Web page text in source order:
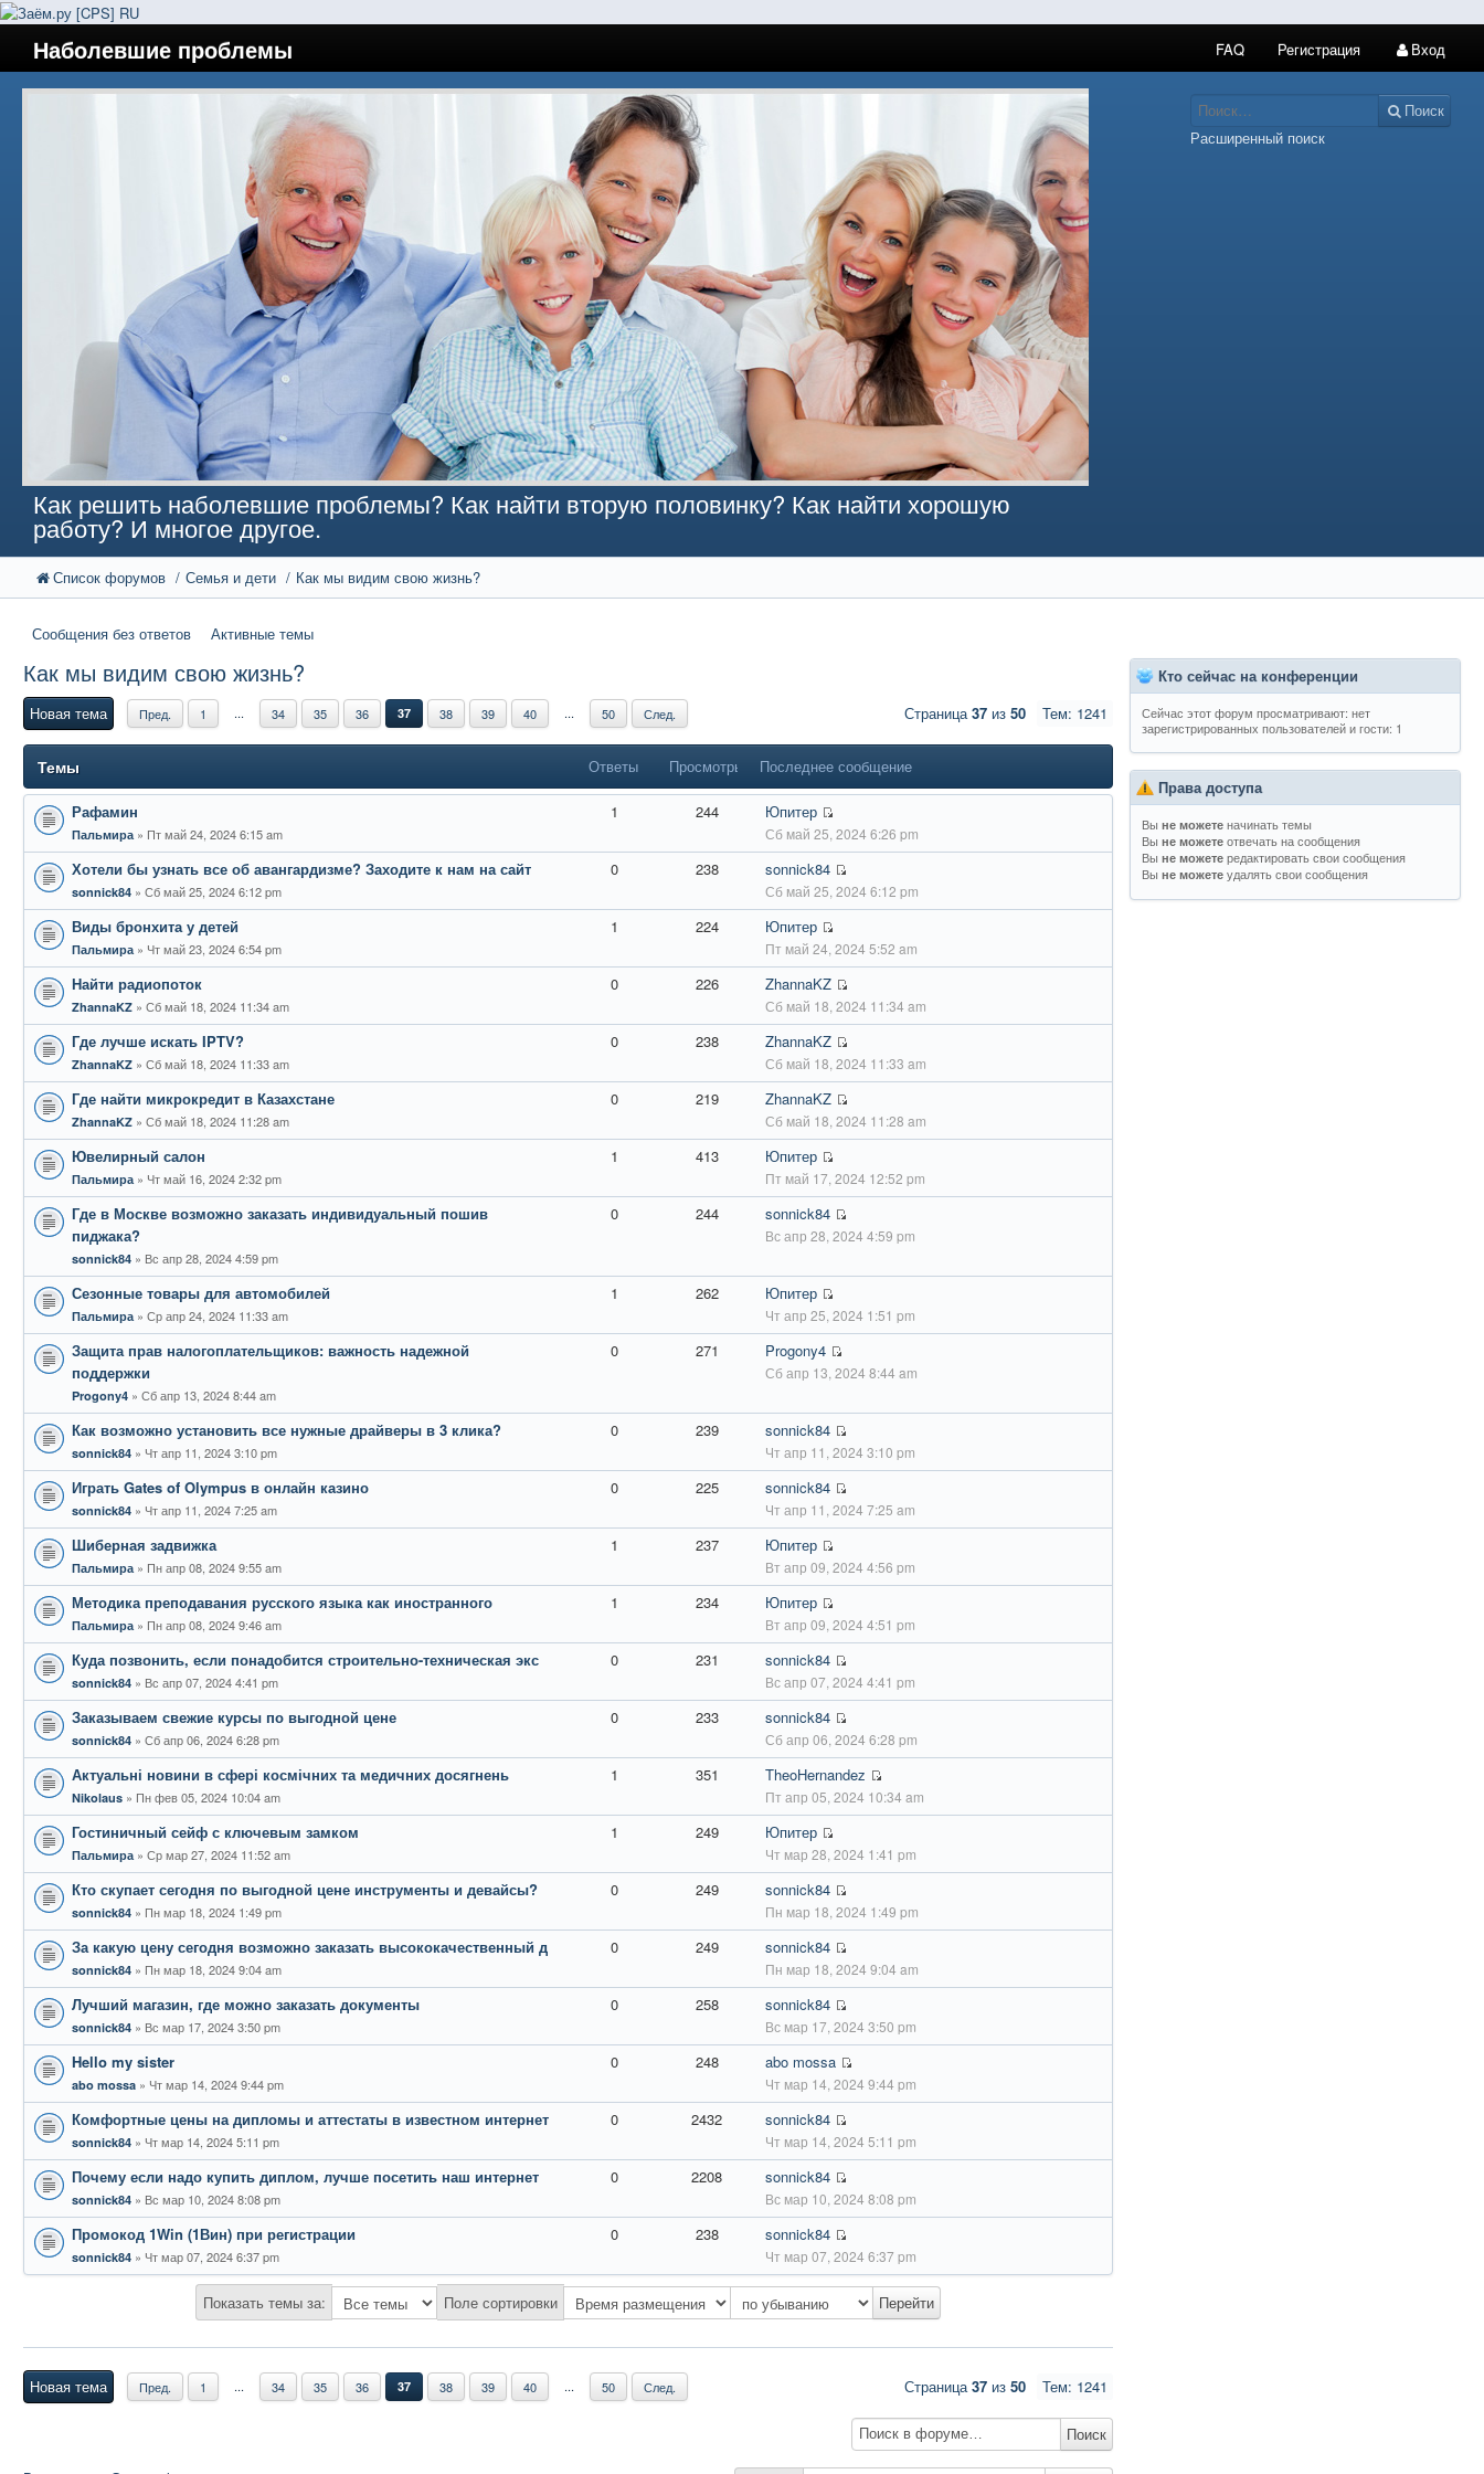
Наболевшие проблемы FAQ Регистрация Вход
Как решить наболевшие проблемы? Как найти вторую половинку? Как найти хорошую
работу? И многое другое.
Поиск
Расширенный поиск
Список форумов Семья и дети Как мы видим свою жизнь?
Сообщения без ответов Активные темы
Как мы видим свою жизнь?
Новая тема Тем: 1241
Пред. 1 ... 34 35 36 37 38 39 40 ... 50 След. Страница 37 из 50
Темы Ответы Просмотры Последнее сообщение
Рафамин
Пальмира Пт май 24, 2024 6:15 am
1 244 Юпитер
Сб май 25, 2024 6:26 pm
Хотели бы узнать все об авангардизме? Заходите к нам на сайт
sonnick84 Сб май 25, 2024 6:12 pm
0 238 sonnick84
Сб май 25, 2024 6:12 pm
Виды бронхита у детей
Пальмира Чт май 23, 2024 6:54 pm
1 224 Юпитер
Пт май 24, 2024 5:52 am
Найти радиопоток
ZhannaKZ Сб май 18, 2024 11:34 am
0 226 ZhannaKZ
Сб май 18, 2024 11:34 am
Где лучше искать IPTV?
ZhannaKZ Сб май 18, 2024 11:33 am
0 238 ZhannaKZ
Сб май 18, 2024 11:33 am
Где найти микрокредит в Казахстане
ZhannaKZ Сб май 18, 2024 11:28 am
0 219 ZhannaKZ
Сб май 18, 2024 11:28 am
Ювелирный салон
Пальмира Чт май 16, 2024 2:32 pm
1 413 Юпитер
Пт май 17, 2024 12:52 pm
Где в Москве возможно заказать индивидуальный пошив
пиджака?
sonnick84 Вс апр 28, 2024 4:59 pm
0 244 sonnick84
Вс апр 28, 2024 4:59 pm
Сезонные товары для автомобилей
Пальмира Ср апр 24, 2024 11:33 am
1 262 Юпитер
Чт апр 25, 2024 1:51 pm
Защита прав налогоплательщиков: важность надежной
поддержки
Progony4 Сб апр 13, 2024 8:44 am
0 271 Progony4
Сб апр 13, 2024 8:44 am
Как возможно установить все нужные драйверы в 3 клика?
sonnick84 Чт апр 11, 2024 3:10 pm
0 239 sonnick84
Чт апр 11, 2024 3:10 pm
Играть Gates of Olympus в онлайн казино
sonnick84 Чт апр 11, 2024 7:25 am
0 225 sonnick84
Чт апр 11, 2024 7:25 am
Шиберная задвижка
Пальмира Пн апр 08, 2024 9:55 am
1 237 Юпитер
Вт апр 09, 2024 4:56 pm
Методика преподавания русского языка как иностранного
Пальмира Пн апр 08, 2024 9:46 am
1 234 Юпитер
Вт апр 09, 2024 4:51 pm
Куда позвонить, если понадобится строительно-техническая экс
sonnick84 Вс апр 07, 2024 4:41 pm
0 231 sonnick84
Вс апр 07, 2024 4:41 pm
Заказываем свежие курсы по выгодной цене
sonnick84 Сб апр 06, 2024 6:28 pm
0 233 sonnick84
Сб апр 06, 2024 6:28 pm
Актуальні новини в сфері космічних та медичних досягнень
Nikolaus Пн фев 05, 2024 10:04 am
1 351 TheoHernandez
Пт апр 05, 2024 10:34 am
Гостиничный сейф с ключевым замком
Пальмира Ср мар 27, 2024 11:52 am
1 249 Юпитер
Чт мар 28, 2024 1:41 pm
Кто скупает сегодня по выгодной цене инструменты и девайсы?
sonnick84 Пн мар 18, 2024 1:49 pm
0 249 sonnick84
Пн мар 18, 2024 1:49 pm
За какую цену сегодня возможно заказать высококачественный д
sonnick84 Пн мар 18, 2024 9:04 am
0 249 sonnick84
Пн мар 18, 2024 9:04 am
Лучший магазин, где можно заказать документы
sonnick84 Вс мар 17, 2024 3:50 pm
0 258 sonnick84
Вс мар 17, 2024 3:50 pm
Hello my sister
abo mossa Чт мар 14, 2024 9:44 pm
0 248 abo mossa
Чт мар 14, 2024 9:44 pm
Комфортные цены на дипломы и аттестаты в известном интернет
sonnick84 Чт мар 14, 2024 5:11 pm
0 2432 sonnick84
Чт мар 14, 2024 5:11 pm
Почему если надо купить диплом, лучше посетить наш интернет
sonnick84 Вс мар 10, 2024 8:08 pm
0 2208 sonnick84
Вс мар 10, 2024 8:08 pm
Промокод 1Win (1Вин) при регистрации
sonnick84 Чт мар 07, 2024 6:37 pm
0 238 sonnick84
Чт мар 07, 2024 6:37 pm
Показать темы за: Поле сортировки
Новая тема Тем: 1241
Пред. 1 ... 34 35 36 37 38 39 40 ... 50 След. Страница 37 из 50
Поиск
Кто сейчас на конференции
Сейчас этот форум просматривают: нет
зарегистрированных пользователей и гости: 1
Права доступа
Вы не можете начинать темы
Вы не можете отвечать на сообщения
Вы не можете редактировать свои сообщения
Вы не можете удалять свои сообщения